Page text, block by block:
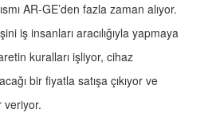
AR-GE’den fazla zaman alıyor.
iş insanları aracılığıyla yapmaya
kuralları işliyor, cihaz
bir fiyatla satışa çıkıyor ve
veriyor.